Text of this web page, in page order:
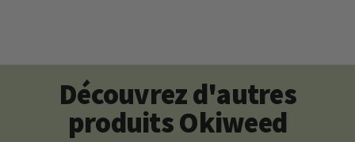
Découvrez d'autres
produits Okiweed